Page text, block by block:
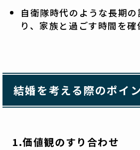
自衛隊時代のような長期
り、家族と過ごす時間を確
結婚を考える際のポイ
1.価値観のすり合わせ